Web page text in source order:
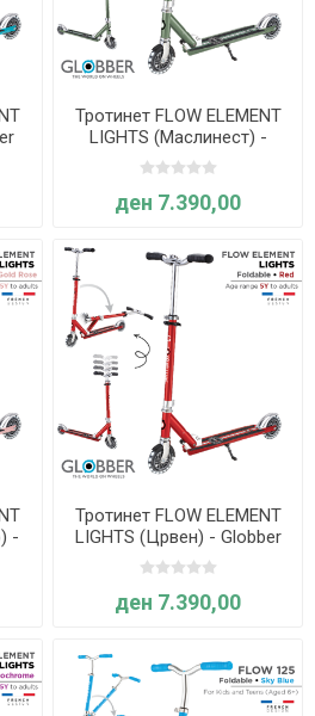
Тротинет FLOW ELEMENT
LIGHTS (Маслинест) -
Globber
ден 7.390,00
-
Тротинет FLOW ELEMENT
LIGHTS (Црвен) - Globber
ден 7.390,00